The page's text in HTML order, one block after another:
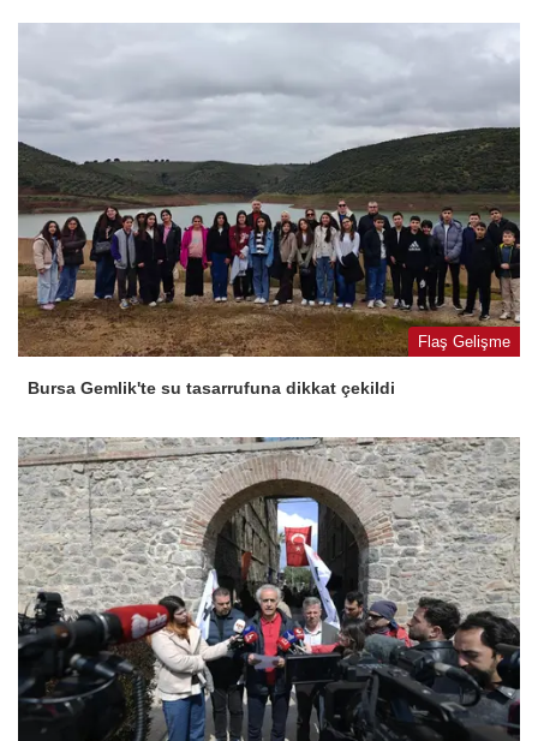
Flaş Gelişme
Bursa Gemlik'te su tasarrufuna dikkat çekildi